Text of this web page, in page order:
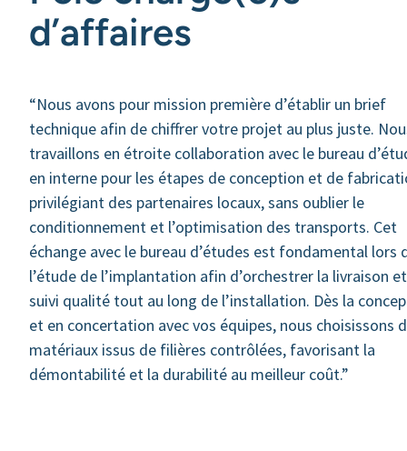
d’affaires
“Nous avons pour mission première d’établir un brief
technique afin de chiffrer votre projet au plus juste.
travaillons en étroite collaboration avec le bureau
en interne pour les étapes de conception et de
privilégiant des partenaires locaux, sans oublier le
conditionnement et l’optimisation des transports. Cet
échange avec le bureau d’études est fondamental lors
l’étude de l’implantation afin d’orchestrer la livraison
suivi qualité tout au long de l’installation. Dès la
et en concertation avec vos équipes, nous choisissons
matériaux issus de filières contrôlées, favorisant la
démontabilité et la durabilité au meilleur coût.”